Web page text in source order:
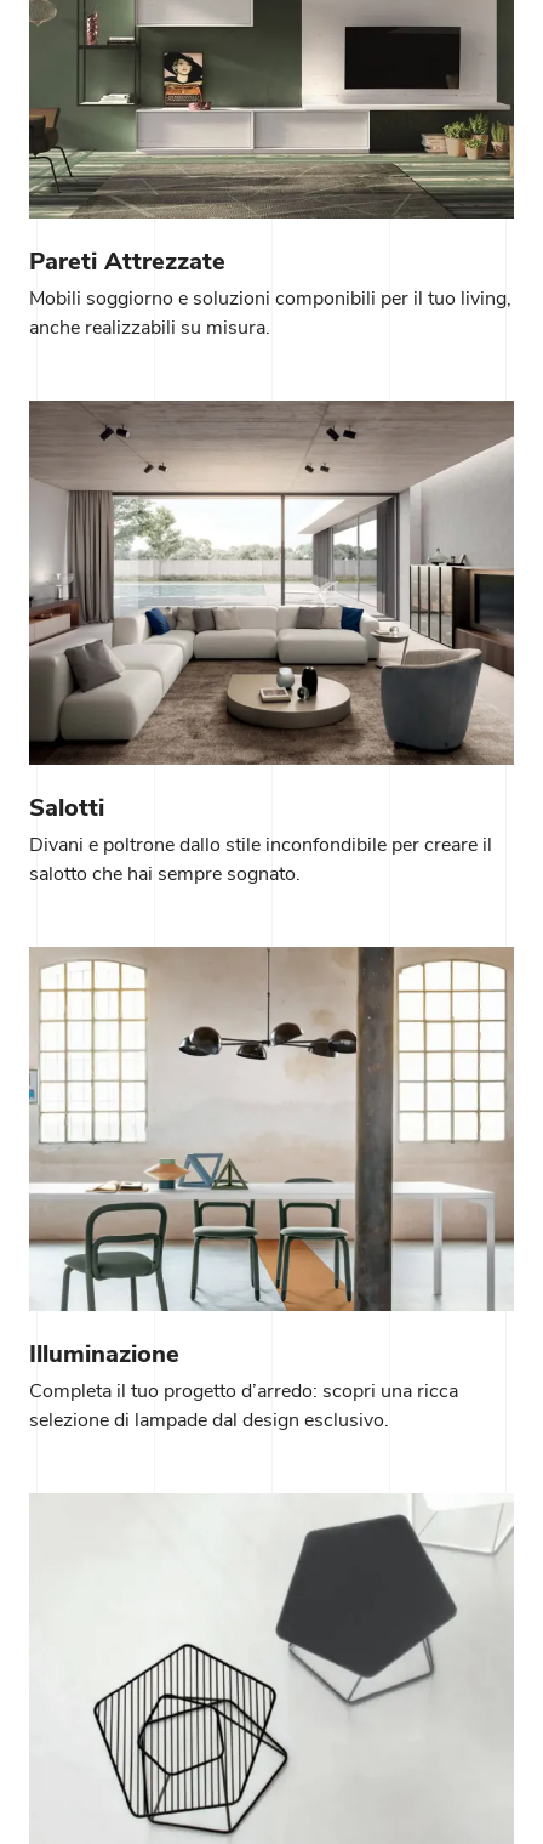
Pareti Attrezzate
Mobili soggiorno e soluzioni componibili per il tuo living,
anche realizzabili su misura.
Salotti
Divani e poltrone dallo stile inconfondibile per creare il
salotto che hai sempre sognato.
Illuminazione
Completa il tuo progetto d’arredo: scopri una ricca
selezione di lampade dal design esclusivo.